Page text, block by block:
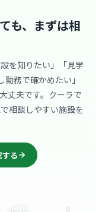
も、 まずは相
を知りたい」「見学
務で確かめたい」
丈夫です。クーラで
相談しやすい施設を
る